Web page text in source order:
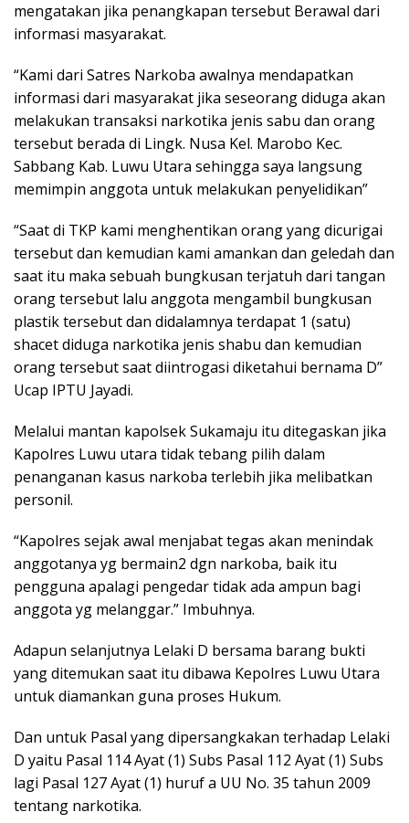
mengatakan jika penangkapan tersebut Berawal dari
informasi masyarakat.
“Kami dari Satres Narkoba awalnya mendapatkan
informasi dari masyarakat jika seseorang diduga akan
melakukan transaksi narkotika jenis sabu dan orang
tersebut berada di Lingk. Nusa Kel. Marobo Kec.
Sabbang Kab. Luwu Utara sehingga saya langsung
memimpin anggota untuk melakukan penyelidikan”
“Saat di TKP kami menghentikan orang yang dicurigai
tersebut dan kemudian kami amankan dan geledah dan
saat itu maka sebuah bungkusan terjatuh dari tangan
orang tersebut lalu anggota mengambil bungkusan
plastik tersebut dan didalamnya terdapat 1 (satu)
shacet diduga narkotika jenis shabu dan kemudian
orang tersebut saat diintrogasi diketahui bernama D”
Ucap IPTU Jayadi.
Melalui mantan kapolsek Sukamaju itu ditegaskan jika
Kapolres Luwu utara tidak tebang pilih dalam
penanganan kasus narkoba terlebih jika melibatkan
personil.
“Kapolres sejak awal menjabat tegas akan menindak
anggotanya yg bermain2 dgn narkoba, baik itu
pengguna apalagi pengedar tidak ada ampun bagi
anggota yg melanggar.” Imbuhnya.
Adapun selanjutnya Lelaki D bersama barang bukti
yang ditemukan saat itu dibawa Kepolres Luwu Utara
untuk diamankan guna proses Hukum.
Dan untuk Pasal yang dipersangkakan terhadap Lelaki
D yaitu Pasal 114 Ayat (1) Subs Pasal 112 Ayat (1) Subs
lagi Pasal 127 Ayat (1) huruf a UU No. 35 tahun 2009
tentang narkotika.